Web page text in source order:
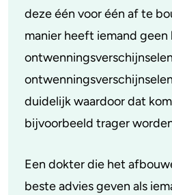
Afbouwschema
deze één voor één af te
manier heeft iemand geen
duidelijk waardoor dat
bijvoorbeeld trager
Een dokter die het
beste advies geven als